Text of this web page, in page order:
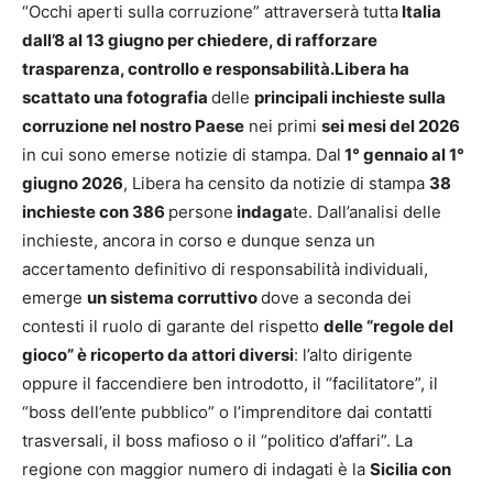
“Occhi aperti sulla corruzione” attraverserà tutta Italia
dall’8 al 13 giugno per chiedere, di rafforzare
trasparenza, controllo e responsabilità.Libera ha
scattato una fotografia delle principali inchieste sulla
corruzione nel nostro Paese nei primi sei mesi del 2026
in cui sono emerse notizie di stampa. Dal 1° gennaio al 1°
giugno 2026, Libera ha censito da notizie di stampa 38
inchieste con 386 persone indagate. Dall’analisi delle
inchieste, ancora in corso e dunque senza un
accertamento definitivo di responsabilità individuali,
emerge un sistema corruttivodove a seconda dei
contesti il ruolo di garante del rispetto delle “regole del
gioco” è ricoperto da attori diversi: l’alto dirigente
oppure il faccendiere ben introdotto, il “facilitatore”, il
“boss dell’ente pubblico” o l’imprenditore dai contatti
trasversali, il boss mafioso o il “politico d’affari”. La
regione con maggior numero di indagati è la Sicilia con